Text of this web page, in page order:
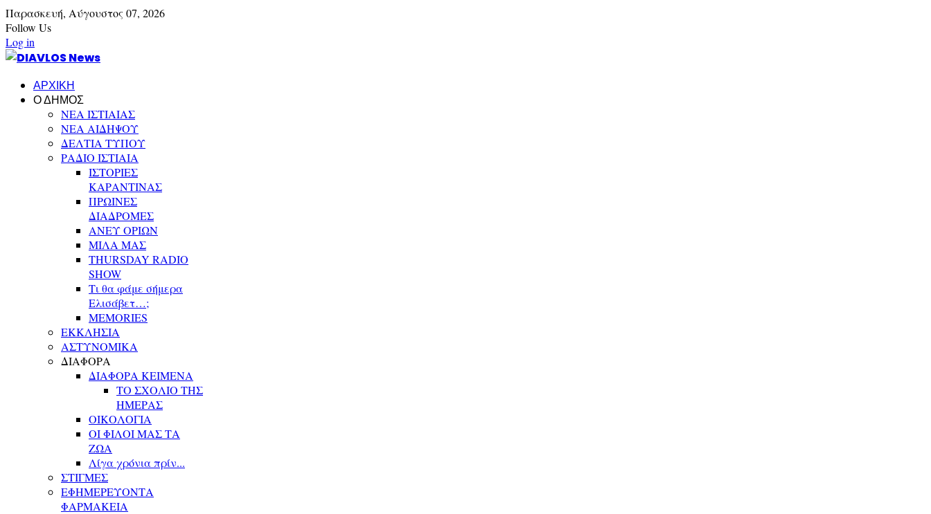
Παρασκευή, Αύγουστος 07, 2026
Follow Us
Log in
ΑΡΧΙΚΗ
Ο ΔΗΜΟΣ
ΝΕΑ ΙΣΤΙΑΙΑΣ
ΝΕΑ ΑΙΔΗΨΟΥ
ΔΕΛΤΙΑ ΤΥΠΟΥ
ΡΑΔΙΟ ΙΣΤΙΑΙΑ
ΙΣΤΟΡΙΕΣ
ΚΑΡΑΝΤΙΝΑΣ
ΠΡΩΙΝΕΣ
ΔΙΑΔΡΟΜΕΣ
ΑΝΕΥ ΟΡΙΩΝ
ΜΙΛΑ ΜΑΣ
THURSDAY RADIO
SHOW
Τι θα φάμε σήμερα
Ελισάβετ…;
MEMORIES
ΕΚΚΛΗΣΙΑ
ΑΣΤΥΝΟΜΙΚΑ
ΔΙΑΦΟΡΑ
ΔΙΑΦΟΡΑ ΚΕΙΜΕΝΑ
ΤΟ ΣΧΟΛΙΟ ΤΗΣ
ΗΜΕΡΑΣ
ΟΙΚΟΛΟΓΙΑ
ΟΙ ΦΙΛΟΙ ΜΑΣ ΤΑ
ΖΩΑ
Λίγα χρόνια πρίν...
ΣΤΙΓΜΕΣ
ΕΦΗΜΕΡΕΥΟΝΤΑ
ΦΑΡΜΑΚΕΙΑ